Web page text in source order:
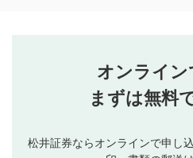
投稿するボタン
星で評価をすると投稿できま
3
動画の評価
行ってください。
当社は、利用者同士、もしく
ブルによって生じた損害に対
評価およびコメントは当社に
オンライン
まずは無料
松井証券ならオンラインで申し